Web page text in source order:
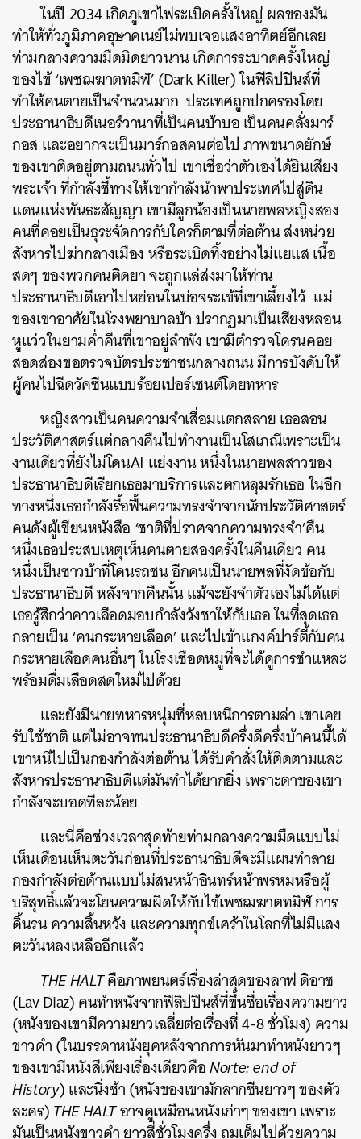
ในปี 2034 เกิดภูเขาไฟระเบิดครั้งใหญ่ ผลของมัน
ทำให้ทั่วภูมิภาคอุษาคเนย์ไม่พบเจอแสงอาทิตย์อีกเลย
ท่ามกลางความมืดมิดยาวนาน เกิดการระบาดครั้งใหญ่
ของไข้ ‘เพชฌฆาตทมิฬ’ (Dark Killer) ในฟิลิปปินส์ที่
ทำให้คนตายเป็นจำนวนมาก ประเทศถูกปกครองโดย
ประธานาธิบดีเนอร์วานาที่เป็นคนบ้าบอ เป็นคนคลั่งมาร์
กอส และอยากจะเป็นมาร์กอสคนต่อไป ภาพขนาดยักษ์
ของเขาติดอยู่ตามถนนทั่วไป เขาเชื่อว่าตัวเองได้ยินเสียง
พระเจ้า ที่กำลังชี้ทางให้เขากำลังนำพาประเทศไปสู่ดิน
แดนแห่งพันธะสัญญา เขามีลูกน้องเป็นนายพลหญิงสอง
คนที่คอยเป็นธุระจัดการกับใครก็ตามที่ต่อต้าน ส่งหน่วย
สังหารไปฆ่ากลางเมือง หรือระเบิดทิ้งอย่างไม่แยแส เนื้อ
สดๆ ของพวกคนติดยา จะถูกแล่ส่งมาให้ท่าน
ประธานาธิบดีเอาไปหย่อนในบ่อจระเข้ที่เขาเลี้ยงไว้ แม่
ของเขาอาศัยในโรงพยาบาลบ้า ปรากฏมาเป็นเสียงหลอน
หูแว่วในยามค่ำคืนที่เขาอยู่ลำพัง เขามีตำรวจโดรนคอย
สอดส่องขอตรวจบัตรประชาชนกลางถนน มีการบังคับให้
ผู้คนไปฉีดวัคซีนแบบร้อยเปอร์เซนต์โดยทหาร
หญิงสาวเป็นคนความจำเสื่อมแตกสลาย เธอสอน
ประวัติศาสตร์แต่กลางคืนไปทำงานเป็นโสเภณีเพราะเป็น
งานเดียวที่ยังไม่โดนAI แย่งงาน หนึ่งในนายพลสาวของ
ประธานาธิบดีเรียกเธอมาบริการและตกหลุมรักเธอ ในอีก
ทางหนึ่งเธอกำลังรื้อฟื้นความทรงจำจากนักประวัติศาสตร์
คนดังผู้เขียนหนังสือ ‘ชาติที่ปราศจากความทรงจำ’คืน
หนึ่งเธอประสบเหตุเห็นคนตายสองครั้งในคืนเดียว คน
หนึ่งเป็นชาวบ้าที่โดนรถชน อีกคนเป็นนายพลที่งัดข้อกับ
ประธานาธิบดี หลังจากคืนนั้น แม้จะยังจำตัวเองไม่ได้แต่
เธอรู้สึกว่าคาวเลือดมอบกำลังวังชาให้กับเธอ ในที่สุดเธอ
กลายเป็น ‘คนกระหายเลือด’ และไปเข้าแกงค์ปาร์ตี้กับคน
กระหายเลือดคนอื่นๆ ในโรงเชือดหมูที่จะได้ดูการชำแหละ
พร้อมดื่มเลือดสดใหม่ไปด้วย
และยังมีนายทหารหนุ่มที่หลบหนีการตามล่า เขาเคย
รับใช้ชาติ แต่ไม่อาจทนประธานาธิบดีครึ่งดีครึ่งบ้าคนนี้ได้
เขาหนีไปเป็นกองกำลังต่อต้าน ได้รับคำสั่งให้ติดตามและ
สังหารประธานาธิบดีแต่มันทำได้ยากยิ่ง เพราะตาของเขา
กำลังจะบอดทีละน้อย
และนี่คือช่วงเวลาสุดท้ายท่ามกลางความมืดแบบไม่
เห็นเดือนเห็นตะวันก่อนที่ประธานาธิบดีจะมีแผนทำลาย
กองกำลังต่อต้านแบบไม่สนหน้าอินทร์หน้าพรหมหรือผู้
บริสุทธิ์แล้วจะโยนความผิดให้กับไข้เพชฌฆาตทมิฬ การ
ดิ้นรน ความสิ้นหวัง และความทุกข์เศร้าในโลกที่ไม่มีแสง
ตะวันหลงเหลืออีกแล้ว
THE HALTคือภาพยนตร์เรื่องล่าสุดของลาฟ ดิอาซ
(Lav Diaz) คนทำหนังจากฟิลิปปินส์ที่ขึ้นชื่อเรื่องความยาว
(หนังของเขามีความยาวเฉลี่ยต่อเรื่องที่ 4-8 ชั่วโมง) ความ
ขาวดำ (ในบรรดาหนังยุคหลังจากการหันมาทำหนังยาวๆ
ของเขามีหนังสีเพียงเรื่องเดียวคือNorte: end of
History) และนิ่งช้า (หนังของเขามักลากซีนยาวๆ ของตัว
ละคร)THE HALTอาจดูเหมือนหนังเก่าๆ ของเขา เพราะ
มันเป็นหนังขาวดำ ยาวสี่ชั่วโมงครึ่ง ถมเต็มไปด้วยความ